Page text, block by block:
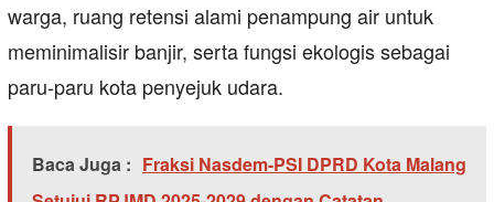
warga, ruang retensi alami penampung air untuk
meminimalisir banjir, serta fungsi ekologis sebagai
paru-paru kota penyejuk udara.
Baca Juga : Fraksi Nasdem-PSI DPRD Kota Malang